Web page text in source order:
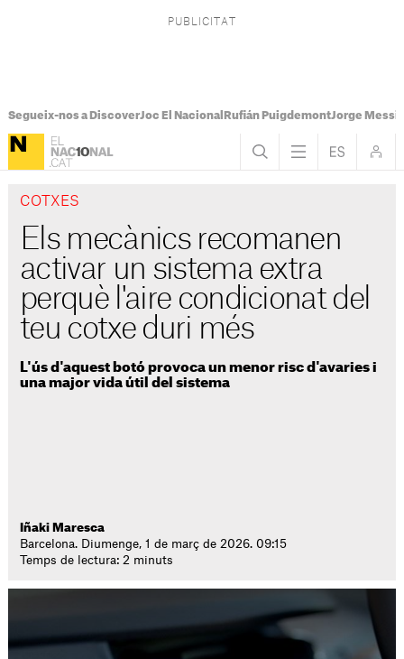
Segueix-nos a DiscoverJoc El Nacional Rufián PuigdemontJorge Messi
COTXES
Els mecànics recomanen
activar un sistema extra
perquè l'aire condicionat del
teu cotxe duri més
L'ús d'aquest botó provoca un menor risc d'avaries i
una major vida útil del sistema
Iñaki Maresca
Barcelona. Diumenge, 1 de març de 2026. 09:15
Temps de lectura: 2 minuts